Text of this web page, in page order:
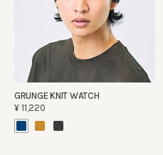
GRUNGE KNIT WATCH
¥11,220